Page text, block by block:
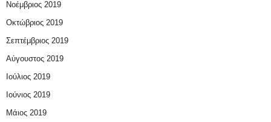
Νοέμβριος 2019
Οκτώβριος 2019
Σεπτέμβριος 2019
Αύγουστος 2019
Ιούλιος 2019
Ιούνιος 2019
Μάιος 2019